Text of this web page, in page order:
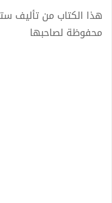
هذا الكتاب من تأليف
محفوظة لصاحبها